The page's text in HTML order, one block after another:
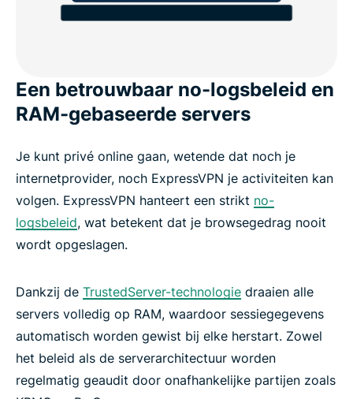
Een betrouwbaar no-logsbeleid en
RAM-gebaseerde servers
Je kunt privé online gaan, wetende dat noch je
internetprovider, noch ExpressVPN je activiteiten kan
volgen. ExpressVPN hanteert een strikt no-
logsbeleid, wat betekent dat je browsegedrag nooit
wordt opgeslagen.
Dankzij de TrustedServer-technologie draaien alle
servers volledig op RAM, waardoor sessiegegevens
automatisch worden gewist bij elke herstart. Zowel
het beleid als de serverarchitectuur worden
regelmatig geaudit door onafhankelijke partijen zoals